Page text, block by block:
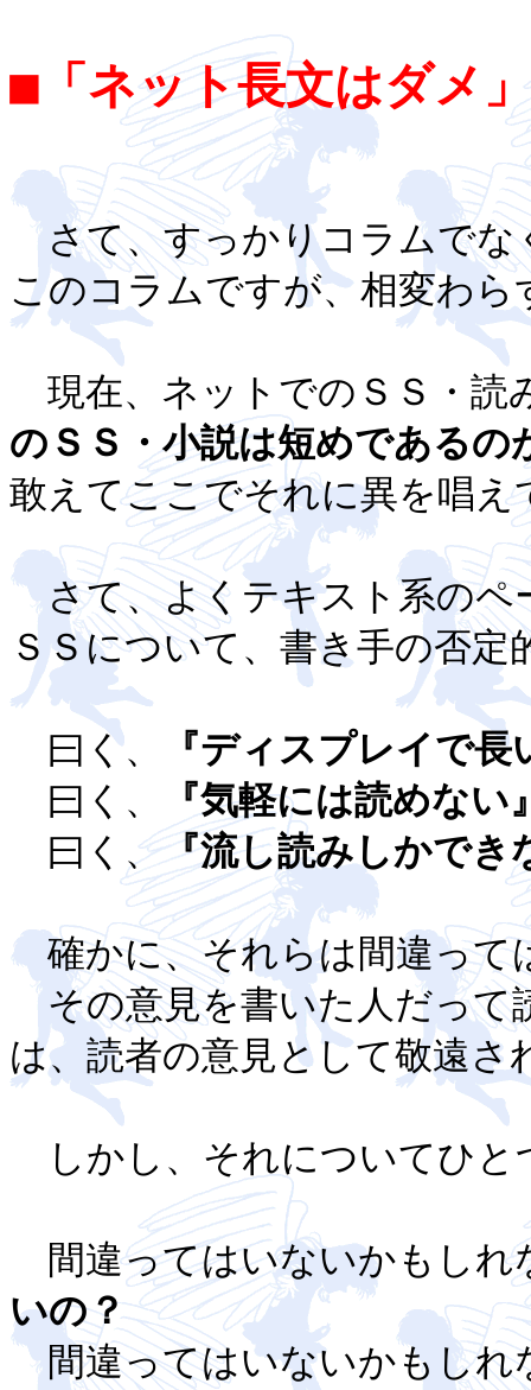
■「ネット長文はダメ
さて、すっかりコラムでな
このコラムですが、相変わ
現在、ネットでのＳＳ・読
のＳＳ・小説は短めであるの
敢えてここでそれに異を唱
さて、よくテキスト系のペ
ＳＳについて、書き手の否
曰く、
『ディスプレイで
曰く、
『気軽には読めない
曰く、『流し読みしかでき
確かに、それらは間違って
その意見を書いた人だって
は、読者の意見として敬遠
しかし、それについてひと
間違ってはいないかもしれ
いの？
間違ってはいないかもしれ